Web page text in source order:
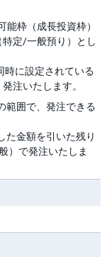
枠（成長投資枠）
定/一般預り）とし
時に設定されている
注いたします。
範囲で、発注できる
た金額を引いた残り
）で発注いたしま